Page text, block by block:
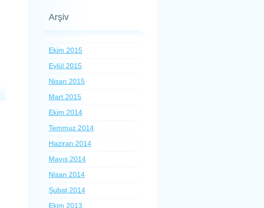
Arşiv
Ekim 2015
Eylül 2015
Nisan 2015
Mart 2015
Ekim 2014
Temmuz 2014
Haziran 2014
Mayıs 2014
Nisan 2014
Şubat 2014
Ekim 2013